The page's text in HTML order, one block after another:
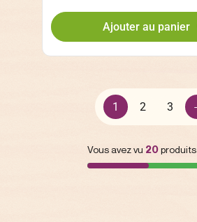
Ajouter au panier
1 2 3
Vous avez vu 20